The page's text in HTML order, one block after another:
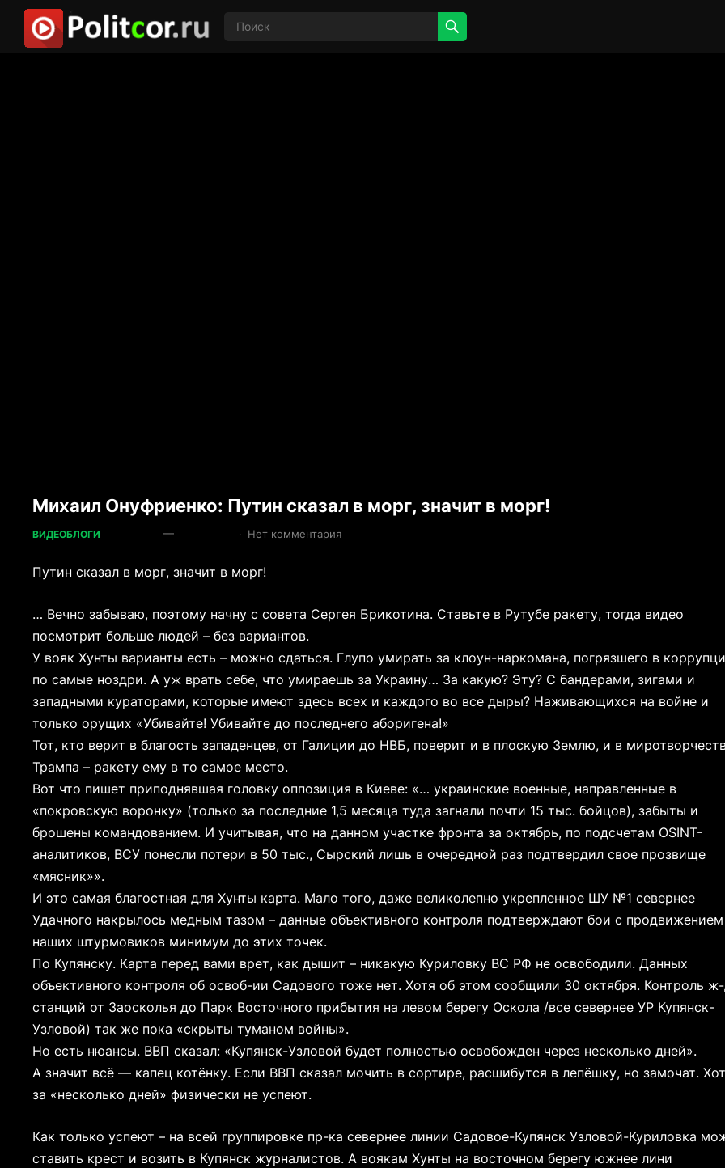
Михаил Онуфриенко: Путин сказал в морг, значит в морг!
ВИДЕОБЛОГИ — · Нет комментария
Путин сказал в морг, значит в морг!
… Вечно забываю, поэтому начну с совета Сергея Брикотина. Ставьте в Рутубе ракету, тогда видео
посмотрит больше людей – без вариантов.
У вояк Хунты варианты есть – можно сдаться. Глупо умирать за клоун-наркомана, погрязшего в
по самые ноздри. А уж врать себе, что умираешь за Украину… За какую? Эту? С бандерами, зигами и
западными кураторами, которые имеют здесь всех и каждого во все дыры? Наживающихся на войне и
только орущих «Убивайте! Убивайте до последнего аборигена!»
Тот, кто верит в благость западенцев, от Галиции до НВБ, поверит и в плоскую Землю, и в
Трампа – ракету ему в то самое место.
Вот что пишет приподнявшая головку оппозиция в Киеве: «… украинские военные, направленные в
«покровскую воронку» (только за последние 1,5 месяца туда загнали почти 15 тыс. бойцов), забыты и
брошены командованием. И учитывая, что на данном участке фронта за октябрь, по подсчетам OSINT-
аналитиков, ВСУ понесли потери в 50 тыс., Сырский лишь в очередной раз подтвердил свое прозвище
«мясник»».
И это самая благостная для Хунты карта. Мало того, даже великолепно укрепленное ШУ №1 севернее
Удачного накрылось медным тазом – данные объективного контроля подтверждают бои с продвижением
наших штурмовиков минимум до этих точек.
По Купянску. Карта перед вами врет, как дышит – никакую Куриловку ВС РФ не освободили. Данных
объективного контроля об освоб-ии Садового тоже нет. Хотя об этом сообщили 30 октября. Контроль
станций от Заосколья до Парк Восточного прибытия на левом берегу Оскола /все севернее УР Купянск-
Узловой) так же пока «скрыты туманом войны».
Но есть нюансы. ВВП сказал: «Купянск-Узловой будет полностью освобожден через несколько дней».
А значит всё — капец котёнку. Если ВВП сказал мочить в сортире, расшибутся в лепёшку, но замочат.
за «несколько дней» физически не успеют.
Как только успеют – на всей группировке пр-ка севернее линии Садовое-Купянск Узловой-Куриловка
ставить крест и возить в Купянск журналистов. А воякам Хунты на восточном берегу южнее лини